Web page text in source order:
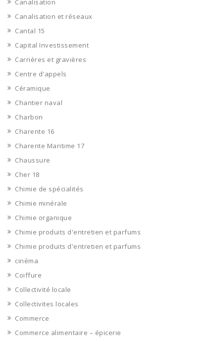
Canalisation
Canalisation et réseaux
Cantal 15
Capital Investissement
Carrières et gravières
Centre d'appels
Céramique
Chantier naval
Charbon
Charente 16
Charente Maritime 17
Chaussure
Cher 18
Chimie de spécialités
Chimie minérale
Chimie organique
Chimie produits d'entretien et parfums
Chimie produits d'entretien et parfums
cinéma
Coiffure
Collectivité locale
Collectivites locales
Commerce
Commerce alimentaire – épicerie